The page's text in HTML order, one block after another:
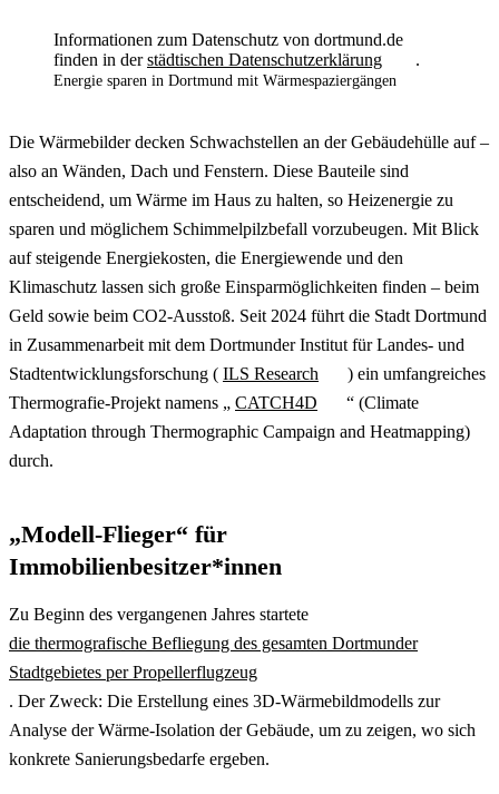
Informationen zum Datenschutz von dortmund.de
finden in derstädtischen Datenschutzerklärung .
Energie sparen in Dortmund mit Wärmespaziergängen
Die Wärmebilder decken Schwachstellen an der Gebäudehülle auf –
also an Wänden, Dach und Fenstern. Diese Bauteile sind
entscheidend, um Wärme im Haus zu halten, so Heizenergie zu
sparen und möglichem Schimmelpilzbefall vorzubeugen. Mit Blick
auf steigende Energiekosten, die Energiewende und den
Klimaschutz lassen sich große Einsparmöglichkeiten finden – beim
Geld sowie beim CO2-Ausstoß. Seit 2024 führt die Stadt Dortmund
in Zusammenarbeit mit dem Dortmunder Institut für Landes- und
Stadtentwicklungsforschung ( ILS Research
) ein umfangreiches
Thermografie-Projekt namens „ CATCH4D “ (Climate
Adaptation through Thermographic Campaign and Heatmapping)
durch.
„Modell-Flieger“ für
Immobilienbesitzer*innen
Zu Beginn des vergangenen Jahres startete
die thermografische Befliegung des gesamten Dortmunder
Stadtgebietes per Propellerflugzeug
. Der Zweck: Die Erstellung eines 3D-Wärmebildmodells zur
Analyse der Wärme-Isolation der Gebäude, um zu zeigen, wo sich
konkrete Sanierungsbedarfe ergeben.